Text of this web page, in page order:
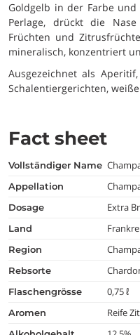
Goldgelb in der Farbe
Perlage, drückt die
Früchten und
mineralisch, konzentriert
Ausgezeichnet als
Schalentiergerichten,
Fact sheet
vollständiger Name
appellation
dosage Extra
land
region
rebsorte
flaschengrösse 0,75 ℓ
aromen Reife